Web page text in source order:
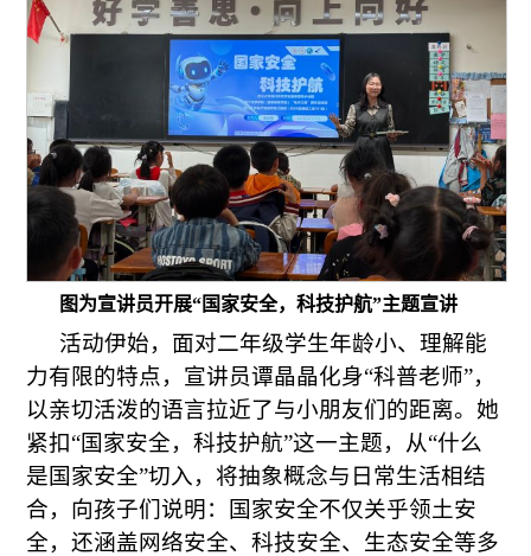
图为宣讲员开展“国家安全，科技护航”主题宣讲
活动伊始，面对二年级学生年龄小、理解能
力有限的特点，宣讲员谭晶晶化身“科普老师”，
以亲切活泼的语言拉近了与小朋友们的距离。她
紧扣“国家安全，科技护航”这一主题，从“什么
是国家安全”切入，将抽象概念与日常生活相结
合，向孩子们说明：国家安全不仅关乎领土安
全，还涵盖网络安全、科技安全、生态安全等多